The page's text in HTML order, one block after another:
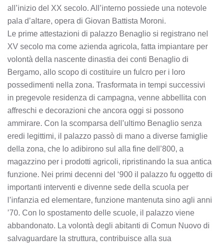
all’inizio del XX secolo. All’interno possiede una notevole
pala d’altare, opera di Giovan Battista Moroni.
Le prime attestazioni di palazzo Benaglio si registrano nel
XV secolo ma come azienda agricola, fatta impiantare per
volontà della nascente dinastia dei conti Benaglio di
Bergamo, allo scopo di costituire un fulcro per i loro
possedimenti nella zona. Trasformata in tempi successivi
in pregevole residenza di campagna, venne abbellita con
affreschi e decorazioni che ancora oggi si possono
ammirare. Con la scomparsa dell’ultimo Benaglio senza
eredi legittimi, il palazzo passò di mano a diverse famiglie
della zona, che lo adibirono sul alla fine dell’800, a
magazzino per i prodotti agricoli, ripristinando la sua antica
funzione. Nei primi decenni del ‘900 il palazzo fu oggetto di
importanti interventi e divenne sede della scuola per
l’infanzia ed elementare, funzione mantenuta sino agli anni
’70. Con lo spostamento delle scuole, il palazzo viene
abbandonato. La volontà degli abitanti di Comun Nuovo di
salvaguardare la struttura, contribuisce alla sua